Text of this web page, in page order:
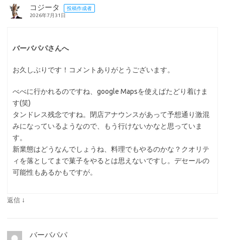
コジータ
投稿作成者
2026年7月31日
バーバパパさんへ
お久しぶりです！コメントありがとうございます。
べべに行かれるのですね、google Mapsを使えばたどり着けま
す(笑)
タンドレス残念ですね。閉店アナウンスがあって予想通り激混
みになっているようなので、もう行けないかなと思っていま
す。
新業態はどうなんでしょうね、料理でもやるのかな？クオリテ
ィを落としてまで菓子をやるとは思えないですし。デセールの
可能性もあるかもですが。
返信 ↓
バーバパパ